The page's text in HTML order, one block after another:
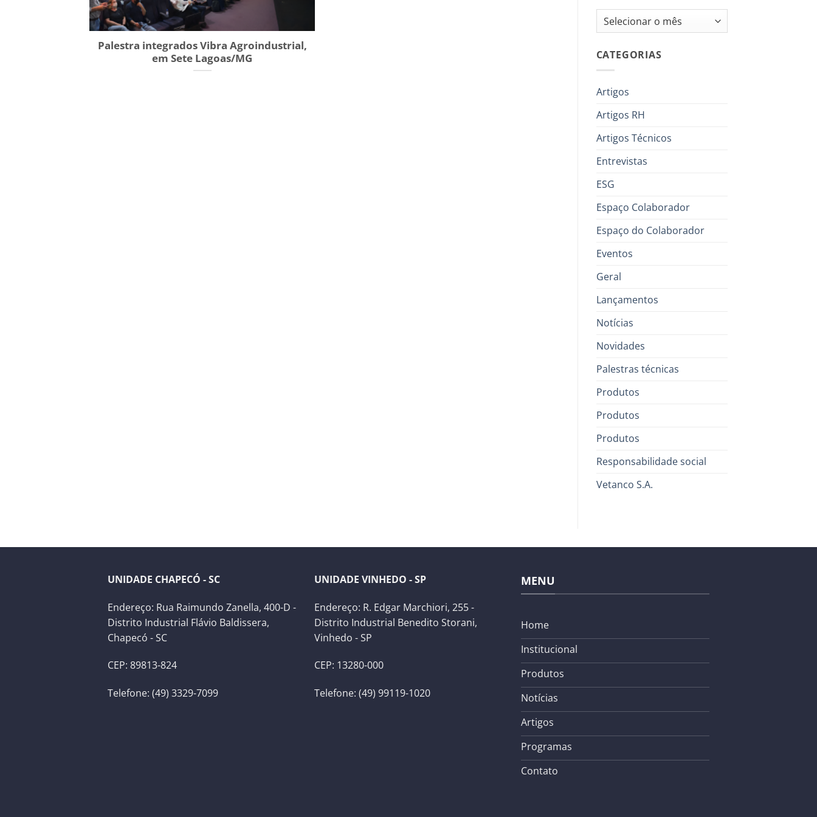
Palestra integrados Vibra Agroindustrial,
em Sete Lagoas/MG
Arquivos
CATEGORIAS
Artigos
Artigos RH
Artigos Técnicos
Entrevistas
ESG
Espaço Colaborador
Espaço do Colaborador
Eventos
Geral
Lançamentos
Notícias
Novidades
Palestras técnicas
Produtos
Produtos
Produtos
Responsabilidade social
Vetanco S.A.
UNIDADE CHAPECÓ - SC
Endereço: Rua Raimundo Zanella, 400-D -
Distrito Industrial Flávio Baldissera,
Chapecó - SC
CEP: 89813-824
Telefone: (49) 3329-7099
UNIDADE VINHEDO - SP
Endereço: R. Edgar Marchiori, 255 -
Distrito Industrial Benedito Storani,
Vinhedo - SP
CEP: 13280-000
Telefone: (49) 99119-1020
MENU
Home
Institucional
Produtos
Notícias
Artigos
Programas
Contato